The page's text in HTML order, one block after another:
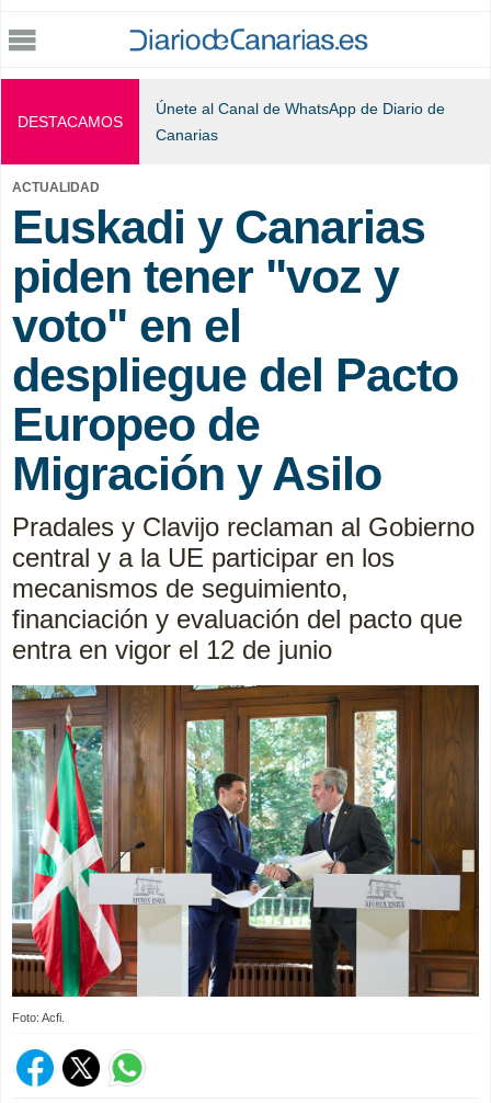
DESTACAMOS
Únete al Canal de WhatsApp de Diario de
Canarias
ACTUALIDAD
Euskadi y Canarias
piden tener "voz y
voto" en el
despliegue del Pacto
Europeo de
Migración y Asilo
Pradales y Clavijo reclaman al Gobierno
central y a la UE participar en los
mecanismos de seguimiento,
financiación y evaluación del pacto que
entra en vigor el 12 de junio
Foto: Acfi.